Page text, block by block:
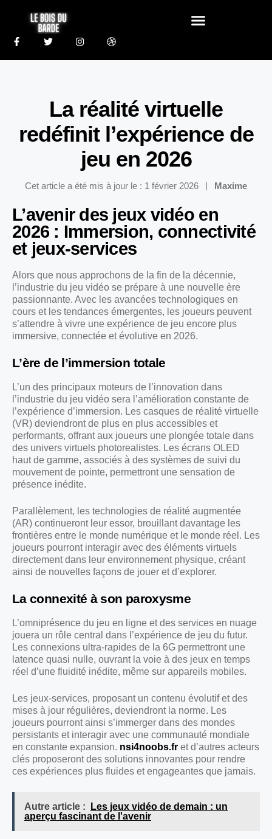
La réalité virtuelle
redéfinit l’expérience de
jeu en 2026
Cet article a été mis à jour le : 1 février 2026 Maxime
L’avenir des jeux vidéo en
2026 : Immersion, connectivité
et jeux-services
Alors que nous approchons de la fin de la décennie,
l’industrie du jeu vidéo se prépare à une nouvelle ère
passionnante. Avec les avancées technologiques en
cours et les tendances émergentes, les joueurs peuvent
s’attendre à vivre une expérience de jeu encore plus
immersive, connectée et évolutive en 2026.
L’ère de l’immersion totale
L’un des principaux moteurs de l’innovation dans
l’industrie du jeu vidéo sera l’amélioration constante de
l’expérience d’immersion. Les casques de réalité virtuelle
(VR) deviendront de plus en plus accessibles et
performants, offrant aux joueurs une plongée totale dans
des univers virtuels photorealistes. Les écrans OLED
haut de gamme, associés à des systèmes de suivi du
mouvement de pointe, permettront une sensation de
présence inédite.
Parallèlement, les technologies de réalité augmentée
(AR) continueront leur essor, brouillant davantage les
frontières entre le monde numérique et le monde réel. Les
joueurs pourront interagir avec des éléments virtuels
directement dans leur environnement physique, créant
ainsi de nouvelles façons de jouer et d’explorer.
La connexité à son paroxysme
L’omniprésence du jeu en ligne et des services en nuage
jouera un rôle central dans l’expérience de jeu du futur.
Les connexions ultra-rapides de la 6G permettront une
latence quasi nulle, ouvrant la voie à des jeux en temps
réel d’une fluidité inédite, même sur appareils mobiles.
Les jeux-services, proposant un contenu évolutif et des
mises à jour régulières, deviendront la norme. Les
joueurs pourront ainsi s’immerger dans des mondes
persistants et interagir avec une communauté mondiale
en constante expansion. nsi4noobs.fr et d’autres acteurs
clés proposeront des solutions innovantes pour rendre
ces expériences plus fluides et engageantes que jamais.
Autre article :
Les jeux vidéo de demain : un
aperçu fascinant de l'avenir